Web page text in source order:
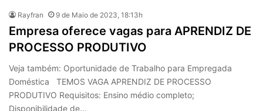
Rayfran 9 de Maio de 2023, 18:13h
Empresa oferece vagas para APRENDIZ DE
PROCESSO PRODUTIVO
Veja também: Oportunidade de Trabalho para Empregada
Doméstica TEMOS VAGA APRENDIZ DE PROCESSO
PRODUTIVO Requisitos: Ensino médio completo;
Disponibilidade de…